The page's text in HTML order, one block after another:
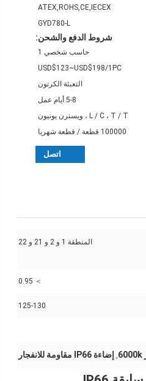
ATEX,ROHS,CE,IECEX
GYD780-L
شروط الدفع والشحن:
حاسب شخصي 1
USD$123~USD$198/1PC
التعبئة الكرتون
5-8 أيام عمل
L / C ، T / T ، ويسترن يونيون
100000 قطعة / قطعة شهريا
اتصل
المنطقة 1 و 2 و 21 و 22
＞ 0.95
125-130
, إضاءة IP66 مقاومة للانفجار